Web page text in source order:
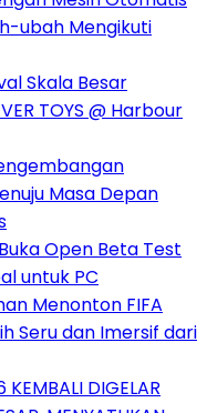
ubah Mengikuti
Skala Besar
TOYS @ Harbour
Masa Depan
Open Beta Test
untuk PC
Menonton FIFA
Seru dan Imersif dari
DIGELAR